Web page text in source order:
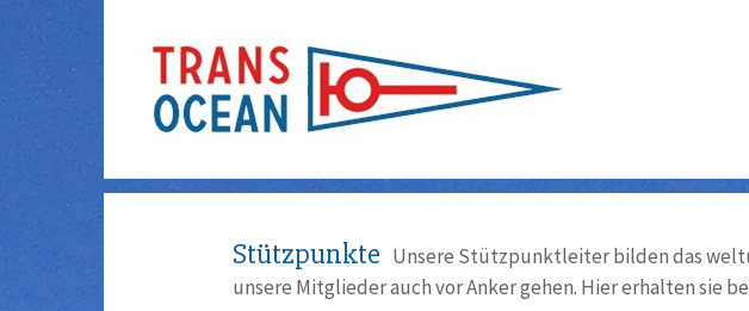
Stützpunkte Unsere Stützpunktleiter bilden das
unsere Mitglieder auch vor Anker gehen. Hier erhalten sie